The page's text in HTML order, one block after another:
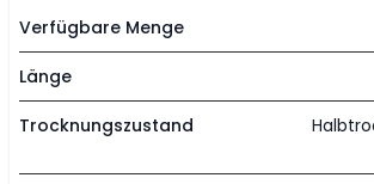
Verfügbare Menge
Länge
Trocknungszustand